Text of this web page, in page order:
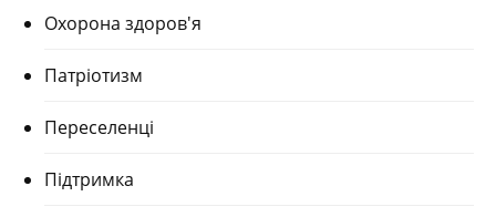
Охорона здоров'я
Патріотизм
Переселенці
Підтримка